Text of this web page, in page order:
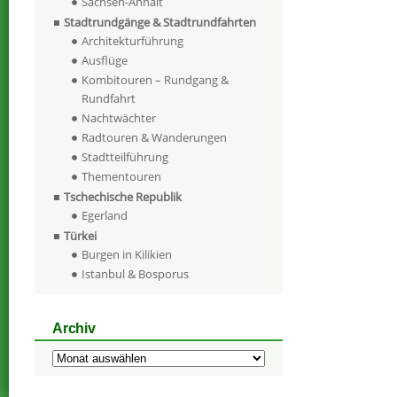
Stadtrundgänge & Stadtrundfahrten
Architekturführung
Ausflüge
Kombitouren – Rundgang &
Rundfahrt
Nachtwächter
Radtouren & Wanderungen
Stadtteilführung
Thementouren
Tschechische Republik
Egerland
Türkei
Burgen in Kilikien
Istanbul & Bosporus
Archiv
Archiv